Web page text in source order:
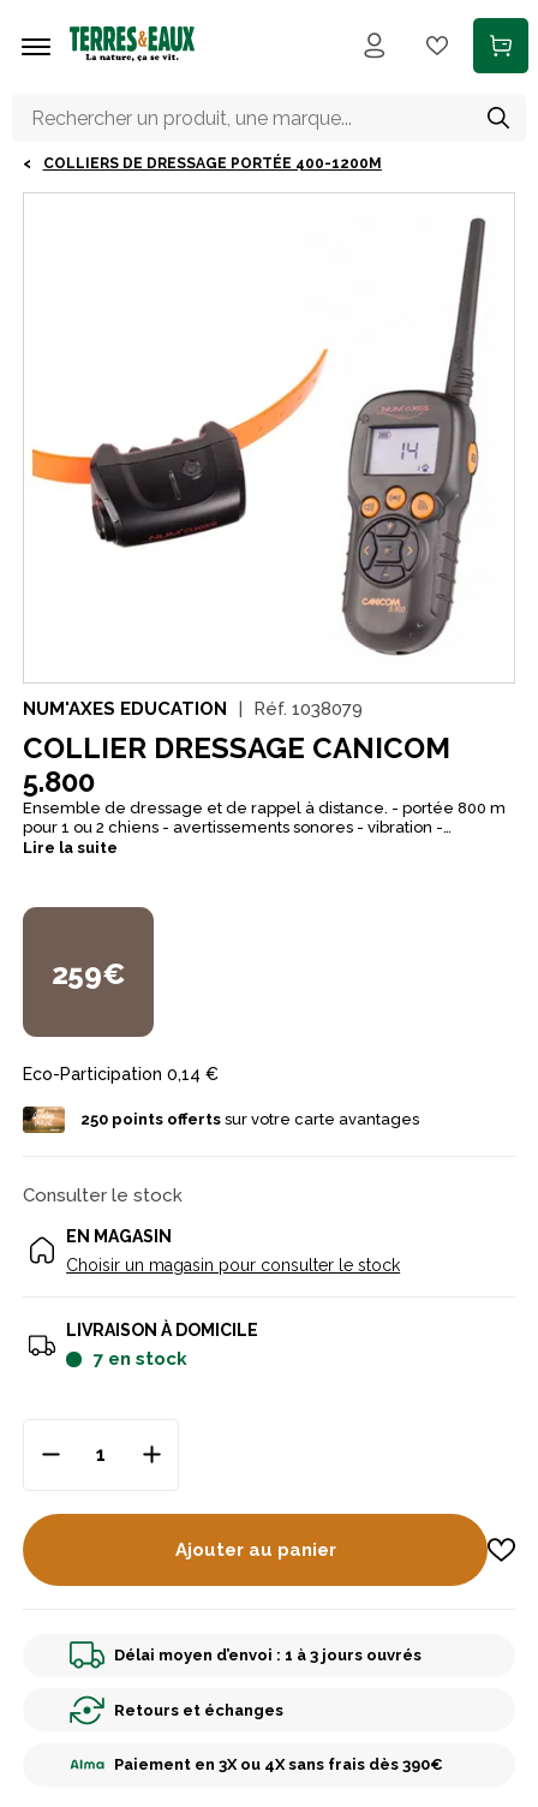
COLLIERS DE DRESSAGE PORTÉE 400-1200M
NUM'AXES EDUCATION Réf. 1038079
COLLIER DRESSAGE CANICOM
5.800
Ensemble de dressage et de rappel à distance. - portée 800 m
pour 1 ou 2 chiens - avertissements sonores - vibration -
stimulations électrostatiques réglables - collier étanche à
Lire la suite
259€
Eco-Participation 0,14 €
250points offertssur votre carte avantages
Consulter le stock
EN MAGASIN
Choisir un magasin pour consulter le stock
LIVRAISON À DOMICILE
7 en stock
Ajouter au panier
Délai moyen d’envoi : 1 à 3 jours ouvrés
Retours et échanges
Paiement en 3X ou 4X sans frais dès 390€